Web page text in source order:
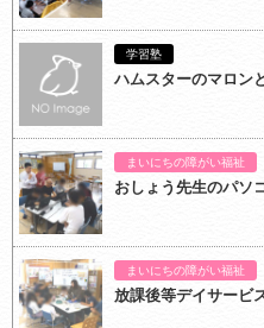
学習塾
ハムスターのマロン
まいにちの障がい福祉
おしょう先生のパソ
まいにちの障がい福祉
放課後等デイサービ